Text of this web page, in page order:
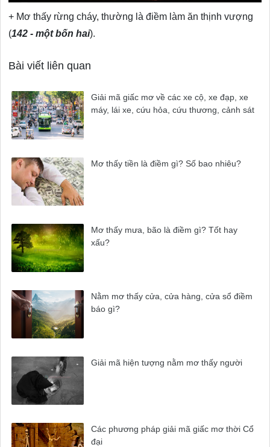
+ Mơ thấy rừng cháy, thường là điềm làm ăn thịnh vượng
(142 - một bốn hai).
Bài viết liên quan
Giải mã giấc mơ về các xe cộ, xe đạp, xe
máy, lái xe, cứu hỏa, cứu thương, cảnh sát
Mơ thấy tiền là điềm gì? Số bao nhiêu?
Mơ thấy mưa, bão là điềm gì? Tốt hay
xấu?
Nằm mơ thấy cửa, cửa hàng, cửa sổ điềm
báo gì?
Giải mã hiện tượng nằm mơ thấy người
Các phương pháp giải mã giấc mơ thời Cổ
đại